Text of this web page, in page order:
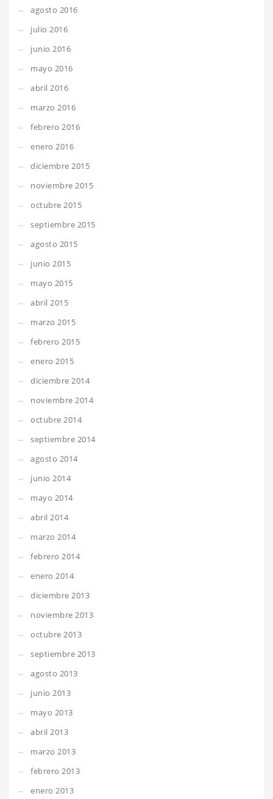
agosto 2016
julio 2016
junio 2016
mayo 2016
abril 2016
marzo 2016
febrero 2016
enero 2016
diciembre 2015
noviembre 2015
octubre 2015
septiembre 2015
agosto 2015
junio 2015
mayo 2015
abril 2015
marzo 2015
febrero 2015
enero 2015
diciembre 2014
noviembre 2014
octubre 2014
septiembre 2014
agosto 2014
junio 2014
mayo 2014
abril 2014
marzo 2014
febrero 2014
enero 2014
diciembre 2013
noviembre 2013
octubre 2013
septiembre 2013
agosto 2013
junio 2013
mayo 2013
abril 2013
marzo 2013
febrero 2013
enero 2013